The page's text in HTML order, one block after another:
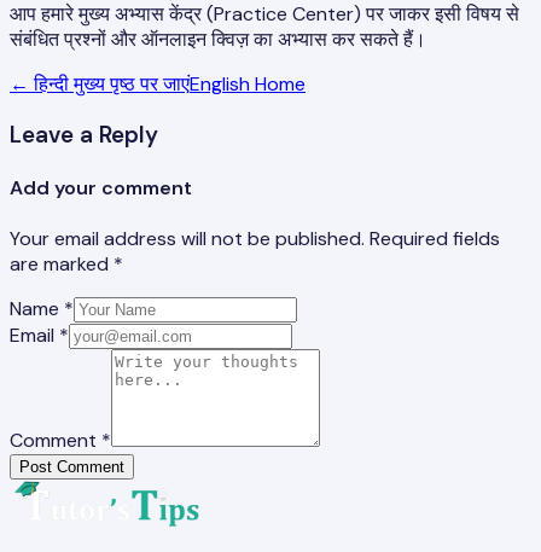
आप हमारे मुख्य अभ्यास केंद्र (Practice Center) पर जाकर इसी विषय से
संबंधित प्रश्नों और ऑनलाइन क्विज़ का अभ्यास कर सकते हैं।
← हिन्दी मुख्य पृष्ठ पर जाएंEnglish Home
Leave a Reply
Add your comment
Your email address will not be published. Required fields
are marked *
Name *
Email *
Comment *
Post Comment